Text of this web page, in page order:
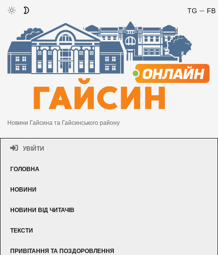
FB
TG
Новини Гайсина та Гайсинського району
УВІЙТИ
ГОЛОВНА
НОВИНИ
НОВИНИ ВІД ЧИТАЧІВ
ТЕКСТИ
ПРИВІТАННЯ ТА ПОЗДОРОВЛЕННЯ